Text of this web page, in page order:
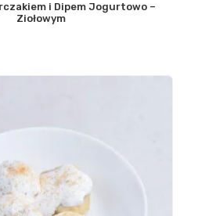
i Dipem Jogurtowo –
Ziołowym